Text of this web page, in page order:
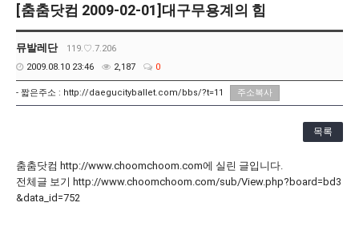
[21.11.13] 호두까기인형 아양아트센터
[21.10.22-23] 대구국제오페라축제<아이다> 오페라하우스
[춤춤닷컴 2009-02-01]대구무용계의 힘
뮤발레단
119.♡.7.206
2009.08.10 23:46
2,187 0
- 짧은주소 : http://daegucityballet.com/bbs/?t=11 주소복사
목록
춤춤닷컴 http://www.choomchoom.com에 실린 글입니다.
전체글 보기 http://www.choomchoom.com/sub/View.php?board=bd3
&data_id=752